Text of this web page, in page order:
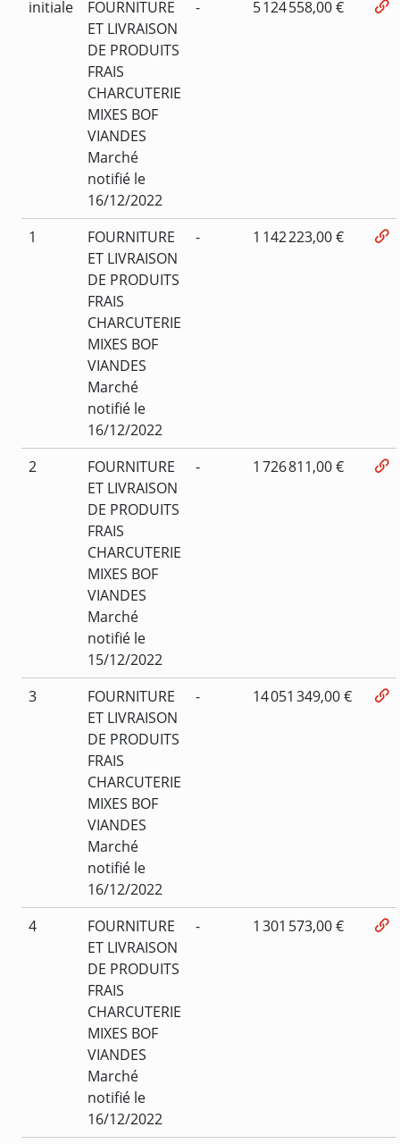
initiale
FOURNITURE
ET LIVRAISON
DE PRODUITS
FRAIS
CHARCUTERIE
MIXES BOF
VIANDES
Marché
notifié le
16/12/2022
- 5 124 558,00 €
1
FOURNITURE
ET LIVRAISON
DE PRODUITS
FRAIS
CHARCUTERIE
MIXES BOF
VIANDES
Marché
notifié le
16/12/2022
- 1 142 223,00 €
2
FOURNITURE
ET LIVRAISON
DE PRODUITS
FRAIS
CHARCUTERIE
MIXES BOF
VIANDES
Marché
notifié le
15/12/2022
- 1 726 811,00 €
3
FOURNITURE
ET LIVRAISON
DE PRODUITS
FRAIS
CHARCUTERIE
MIXES BOF
VIANDES
Marché
notifié le
16/12/2022
- 14 051 349,00 €
4
FOURNITURE
ET LIVRAISON
DE PRODUITS
FRAIS
CHARCUTERIE
MIXES BOF
VIANDES
Marché
notifié le
16/12/2022
- 1 301 573,00 €